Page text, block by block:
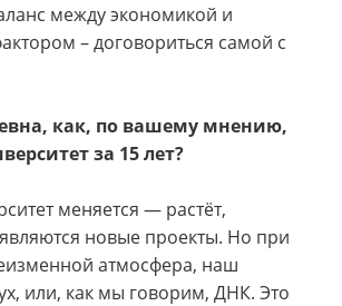
между экономикой и
– договориться самой с
как, по вашему мнению,
за 15 лет?
меняется — растёт,
новые проекты. Но при
атмосфера, наш
или, как мы говорим, ДНК. Это